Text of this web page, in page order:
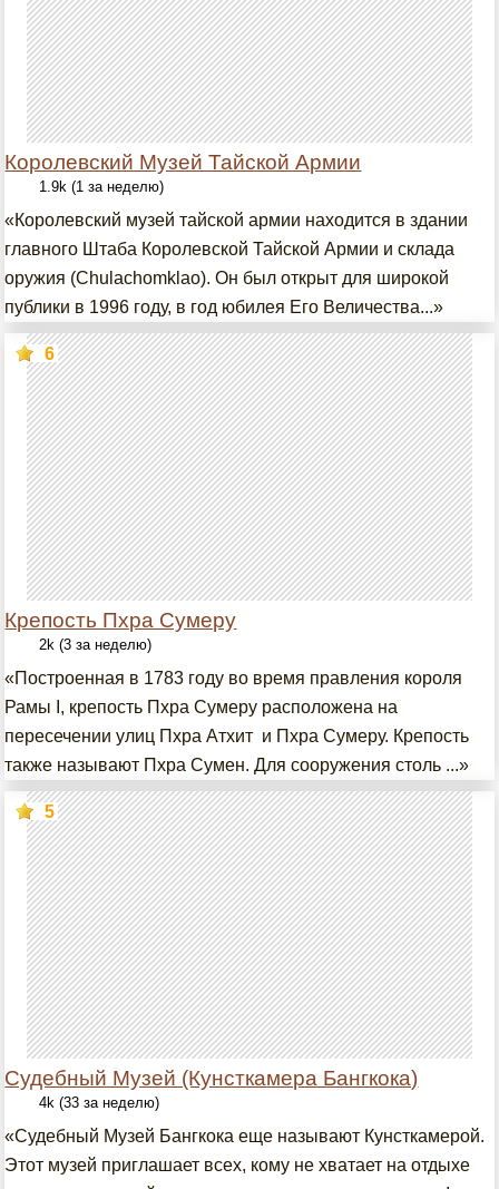
Королевский Музей Тайской Армии
1.9k (1 за неделю)
«Королевский музей тайской армии находится в здании
главного Штаба Королевской Тайской Армии и склада
оружия (Chulachomklao). Он был открыт для широкой
публики в 1996 году, в год юбилея Его Величества...»
Крепость Пхра Сумеру
6
2k (3 за неделю)
«Построенная в 1783 году во время правления короля
Рамы I, крепость Пхра Сумеру расположена на
пересечении улиц Пхра Атхит и Пхра Сумеру. Крепость
также называют Пхра Сумен. Для сооружения столь ...»
Судебный Музей (Кунсткамера Бангкока)
5
4k (33 за неделю)
«Судебный Музей Бангкока еще называют Кунсткамерой.
Этот музей приглашает всех, кому не хватает на отдыхе